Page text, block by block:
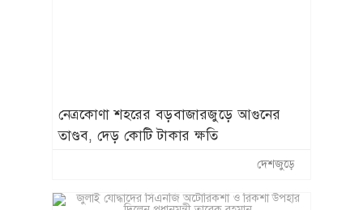
নেত্রকোণা শহরের বড়বাজারজুড়ে আগুনের
তাণ্ডব, দেড় কোটি টাকার ক্ষতি
দেশজুড়ে